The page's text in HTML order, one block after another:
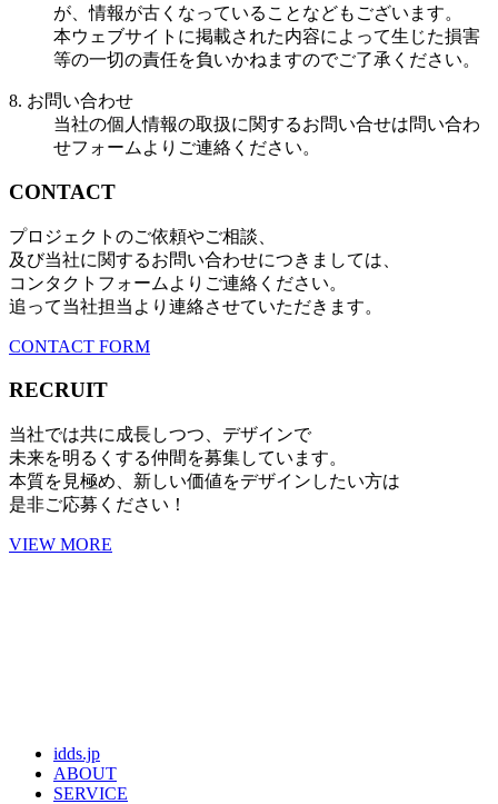
が、情報が古くなっていることなどもございます。
本ウェブサイトに掲載された内容によって生じた損害
等の一切の責任を負いかねますのでご了承ください。
8. お問い合わせ
当社の個人情報の取扱に関するお問い合せは問い合わ
せフォームよりご連絡ください。
CONTACT
プロジェクトのご依頼やご相談、
及び当社に関するお問い合わせにつきましては、
コンタクトフォームよりご連絡ください。
追って当社担当より連絡させていただきます。
CONTACT FORM
RECRUIT
当社では共に成長しつつ、デザインで
未来を明るくする仲間を募集しています。
本質を見極め、新しい価値をデザインしたい方は
是非ご応募ください！
VIEW MORE
idds.jp
ABOUT
SERVICE